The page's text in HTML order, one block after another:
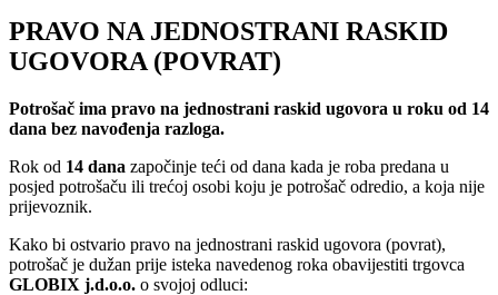
PRAVO NA JEDNOSTRANI RASKID
UGOVORA (POVRAT)
Potrošač ima pravo na jednostrani raskid ugovora u roku od 14
dana bez navođenja razloga.
Rok od 14 dana započinje teći od dana kada je roba predana u
posjed potrošaču ili trećoj osobi koju je potrošač odredio, a koja nije
prijevoznik.
Kako bi ostvario pravo na jednostrani raskid ugovora (povrat),
potrošač je dužan prije isteka navedenog roka obavijestiti trgovca
GLOBIX j.d.o.o. o svojoj odluci: